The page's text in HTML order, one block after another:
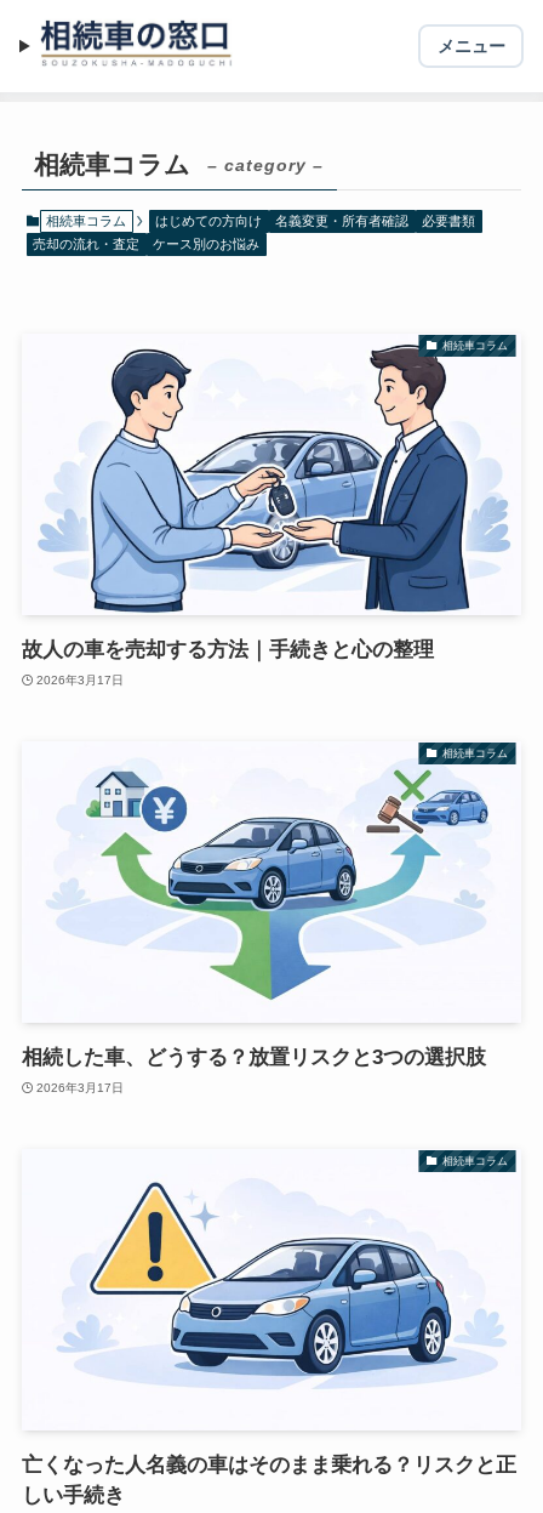
メニュー
相続車コラム – category –
相続車コラム はじめての方向け 名義変更・所有者確認
必要書類
売却の流れ・査定
ケース別のお悩み
相続車コラム
故人の車を売却する方法｜手続きと心の整理
2026年3月17日
相続車コラム
相続した車、どうする？放置リスクと3つの選択肢
2026年3月17日
相続車コラム
亡くなった人名義の車はそのまま乗れる？リスクと正
しい手続き